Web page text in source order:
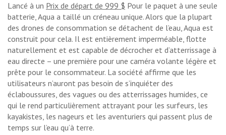
Lancé à un Prix ​​de départ de 999 $ Pour le paquet à une seule
batterie, Aqua a taillé un créneau unique. Alors que la plupart
des drones de consommation se détachent de l’eau, Aqua est
construit pour cela. Il est entièrement imperméable, flotte
naturellement et est capable de décrocher et d’atterrissage à
eau directe – une première pour une caméra volante légère et
prête pour le consommateur. La société affirme que les
utilisateurs n’auront pas besoin de s’inquiéter des
éclaboussures, des vagues ou des atterrissages humides, ce
qui le rend particulièrement attrayant pour les surfeurs, les
kayakistes, les nageurs et les aventuriers qui passent plus de
temps sur l’eau qu’à terre.